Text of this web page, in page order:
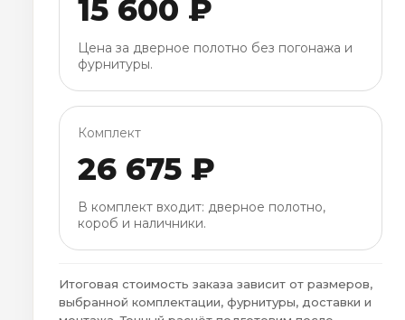
15 600 ₽
Цена за дверное полотно без погонажа и
фурнитуры.
Комплект
26 675 ₽
В комплект входит: дверное полотно,
короб и наличники.
Итоговая стоимость заказа зависит от размеров,
выбранной комплектации, фурнитуры, доставки и